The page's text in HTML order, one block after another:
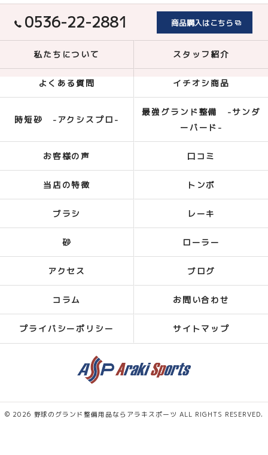
0536-22-2881 商品購入はこちら
私たちについて スタッフ紹介
よくある質問 イチオシ商品
時短砂 -アクシスプロ-
最強グランド整備 -サンダ
ーバード-
お客様の声 口コミ
当店の特徴 トンボ
ブラシ レーキ
砂 ローラー
アクセス ブログ
コラム お問い合わせ
プライバシーポリシー サイトマップ
© 2026 野球のグランド整備用品ならアラキスポーツ ALL RIGHTS RESERVED.